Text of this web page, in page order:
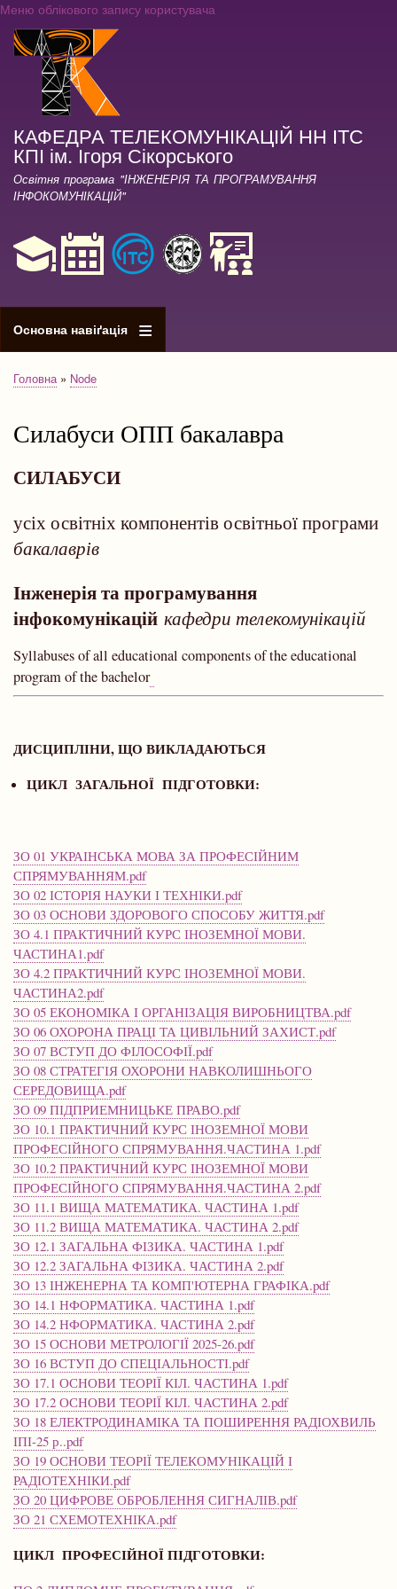
Перейти
Меню облікового запису користувача
КАФЕДРА ТЕЛЕКОМУНІКАЦІЙ НН ІТС
КПІ ім. Ігоря Сікорського
Освітня програма "ІНЖЕНЕРІЯ ТА ПРОГРАМУВАННЯ
ІНФОКОМУНІКАЦІЙ"
Основна навіґація
Рядок
Головна Node
Силабуси ОПП бакалавра
СИЛАБУСИ
усіх освітніх компонентів освітньої програми
бакалаврів
Інженерія та програмування
інфокомунікацій кафедри телекомунікацій
Syllabuses of all educational components of the educational
program of the bachelor
ДИСЦИПЛІНИ, ЩО ВИКЛАДАЮТЬСЯ
ЦИКЛ ЗАГАЛЬНОЇ ПІДГОТОВКИ:
ЗО 01 УКРАІНСЬКА МОВА ЗА ПРОФЕСІЙНИМ
СПРЯМУВАННЯМ.pdf
ЗО 02 ІСТОРІЯ НАУКИ І ТЕХНІКИ.pdf
ЗО 03 ОСНОВИ ЗДОРОВОГО СПОСОБУ ЖИТТЯ.pdf
ЗО 4.1 ПРАКТИЧНИЙ КУРС ІНОЗЕМНОЇ МОВИ.
ЧАСТИНА1.pdf
ЗО 4.2 ПРАКТИЧНИЙ КУРС ІНОЗЕМНОЇ МОВИ.
ЧАСТИНА2.pdf
ЗО 05 ЕКОНОМІКА І ОРГАНІЗАЦІЯ ВИРОБНИЦТВА.pdf
ЗО 06 ОХОРОНА ПРАЦІ ТА ЦИВІЛЬНИЙ ЗАХИСТ.pdf
ЗО 07 ВСТУП ДО ФІЛОСОФІЇ.pdf
ЗО 08 СТРАТЕГІЯ ОХОРОНИ НАВКОЛИШНЬОГО
СЕРЕДОВИЩА.pdf
ЗО 09 ПІДПРИЕМНИЦЬКЕ ПРАВО.pdf
ЗО 10.1 ПРАКТИЧНИЙ КУРС ІНОЗЕМНОЇ МОВИ
ПРОФЕСІЙНОГО СПРЯМУВАННЯ.ЧАСТИНА 1.pdf
ЗО 10.2 ПРАКТИЧНИЙ КУРС ІНОЗЕМНОЇ МОВИ
ПРОФЕСІЙНОГО СПРЯМУВАННЯ.ЧАСТИНА 2.pdf
ЗО 11.1 ВИЩА МАТЕМАТИКА. ЧАСТИНА 1.pdf
ЗО 11.2 ВИЩА МАТЕМАТИКА. ЧАСТИНА 2.pdf
ЗО 12.1 ЗАГАЛЬНА ФІЗИКА. ЧАСТИНА 1.pdf
ЗО 12.2 ЗАГАЛЬНА ФІЗИКА. ЧАСТИНА 2.pdf
ЗО 13 ІНЖЕНЕРНА ТА КОМП'ЮТЕРНА ГРАФІКА.pdf
ЗО 14.1 НФОРМАТИКА. ЧАСТИНА 1.pdf
ЗО 14.2 НФОРМАТИКА. ЧАСТИНА 2.pdf
ЗО 15 ОСНОВИ МЕТРОЛОГІЇ 2025-26.pdf
ЗО 16 ВСТУП ДО СПЕЦІАЛЬНОСТІ.pdf
ЗО 17.1 ОСНОВИ ТЕОРІЇ КІЛ. ЧАСТИНА 1.pdf
ЗО 17.2 ОСНОВИ ТЕОРІЇ КІЛ. ЧАСТИНА 2.pdf
ЗО 18 ЕЛЕКТРОДИНАМІКА ТА ПОШИРЕННЯ РАДІОХВИЛЬ
ІПІ-25 р..pdf
ЗО 19 ОСНОВИ ТЕОРІЇ ТЕЛЕКОМУНІКАЦІЙ І
РАДІОТЕХНІКИ.pdf
ЗО 20 ЦИФРОВЕ ОБРОБЛЕННЯ СИГНАЛІВ.pdf
ЗО 21 СХЕМОТЕХНІКА.pdf
ЦИКЛ ПРОФЕСІЙНОЇ ПІДГОТОВКИ: